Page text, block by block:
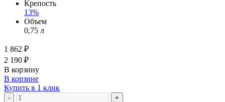
Крепость
13%
Объем
0,75 л
1 862 ₽
2 190 ₽
В корзину
В корзине
Купить в 1 клик
- +